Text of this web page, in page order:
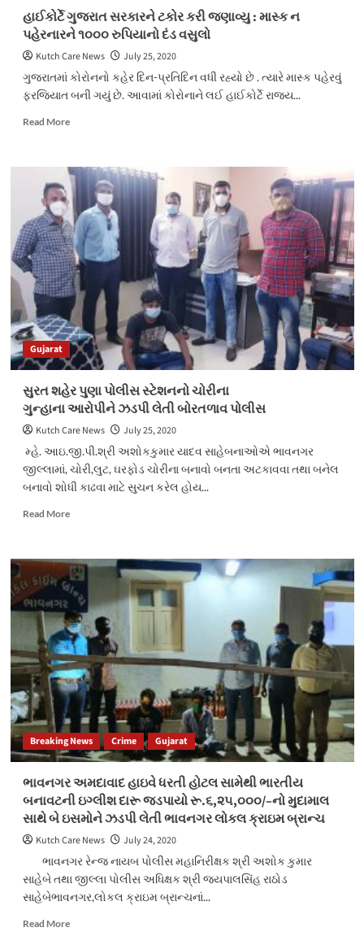
હાઈકોર્ટે ગુજરાત સરકારને ટકોર કરી જણાવ્યુ : માસ્ક ન
પહેરનારને ૧૦૦૦ રુપિયાનો દંડ વસુલો
Kutch Care News
July 25, 2020
ગુજરાતમાં કોરોનનો કહેર દિન-પ્રતિદિન વધી રહ્યો છે . ત્યારે માસ્ક પહેરવું
ફરજિયાત બની ગયું છે. આવામાં કોરોનાને લઈ હાઈકોર્ટે રાજ્ય...
Read MoreRead
હાઈકોર્ટે
ગુજરાત
સરકારને
ટકોર
કરી
જણાવ્યુ
:
માસ્ક
ન
પહેરનારને
૧૦૦૦
રુપિયાનો
દંડ
વસુલો
Gujarat
સુરત શહેર પુણા પોલીસ સ્ટેશનનો ચોરીના
ગુન્હાના આરોપીને ઝડપી લેતી બોરતળાવ પોલીસ
Kutch Care News
July 25, 2020
મ્હે. આઇ.જી.પી.શ્રી અશોકકુમાર યાદવ સાહેબનાઓએ ભાવનગર
જીલ્લામાં, ચોરી,લુટ, ઘરફોડ ચોરીના બનાવો બનતા અટકાવવા તથા બનેલ
બનાવો શોધી કાઢવા માટે સુચન કરેલ હોય...
Read MoreRead
સુરત
શહેર
પુણા
પોલીસ
સ્ટેશનનો
ચોરીના
ગુન્હાના આરોપીને ઝડપી
લેતી
બોરતળાવ
પોલીસ
Breaking News Crime Gujarat
ભાવનગર અમદાવાદ હાઇવે ધરતી હોટલ સામેથી ભારતીય
બનાવટની ઇગ્લીશ દારૂ જડપાયો રૂ.૬,૨૫,૦૦૦/–નો મુદામાલ
સાથે બે ઇસમોને ઝડપી લેતી ભાવનગર લોકલ ક્રાઇમ બ્રાન્ચ
Kutch Care News
July 24, 2020
ભાવનગર રેન્જ નાયબ પોલીસ મહાનિરીક્ષક શ્રી અશોક કુમાર
સાહેબે તથા જીલ્લા પોલીસ અધિક્ષક શ્રી જયપાલસિંહ રાઠોડ
સાહેબેભાવનગર,લોકલ ક્રાઇમ બ્રાન્ચનાં...
Read MoreRead